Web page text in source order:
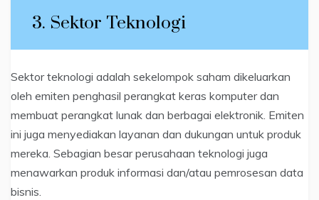
3. Sektor Teknologi
Sektor teknologi adalah sekelompok saham dikeluarkan
oleh emiten penghasil perangkat keras komputer dan
membuat perangkat lunak dan berbagai elektronik. Emiten
ini juga menyediakan layanan dan dukungan untuk produk
mereka. Sebagian besar perusahaan teknologi juga
menawarkan produk informasi dan/atau pemrosesan data
bisnis.